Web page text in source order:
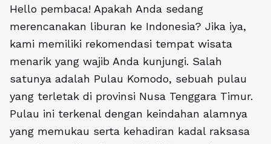
Hello pembaca! Apakah Anda sedang
merencanakan liburan ke Indonesia? Jika iya,
kami memiliki rekomendasi tempat wisata
menarik yang wajib Anda kunjungi. Salah
satunya adalah Pulau Komodo, sebuah pulau
yang terletak di provinsi Nusa Tenggara Timur.
Pulau ini terkenal dengan keindahan alamnya
yang memukau serta kehadiran kadal raksasa